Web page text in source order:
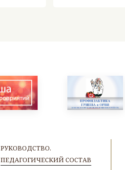
РУКОВОДСТВО.
ПЕДАГОГИЧЕСКИЙ СОСТАВ